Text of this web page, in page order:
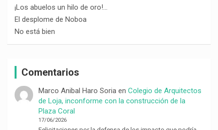
¡Los abuelos un hilo de oro!…
El desplome de Noboa
No está bien
Comentarios
Marco Anibal Haro Soriaen Colegio de Arquitectos
de Loja, inconforme con la construcción de la
Plaza Coral
17/06/2026